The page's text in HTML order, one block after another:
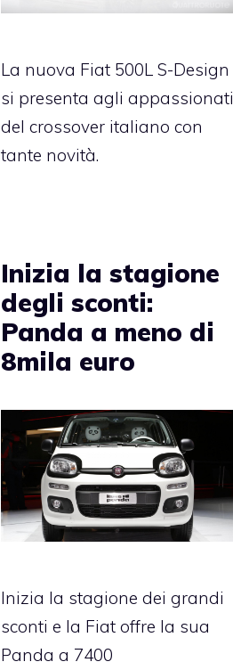
La nuova Fiat 500L S-Design
si presenta agli appassionati
del crossover italiano con
tante novità.
Inizia la stagione
degli sconti:
Panda a meno di
8mila euro
Inizia la stagione dei grandi
sconti e la Fiat offre la sua
Panda a 7400